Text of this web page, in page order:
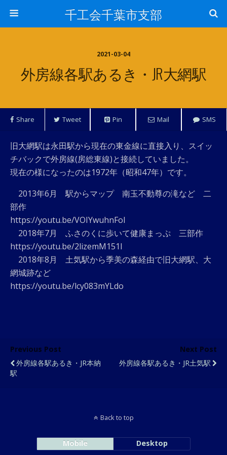
千工会千葉市支部
2021-03-04
外房線各駅あるき・JR大網駅
Share Tweet Pin Mail SMS
旧大網駅は永田駅から現在の東金線に直接入り、スイッ
チバックで外房線(房総東線)と接続していました。
現在の様になったのは1972年（昭和47年）です。
2013年6月 駅からマップ 南玉不動尊の滝など 二
部作
https://youtu.be/VOIYwuhnFoI
2018年7月 ふさのくに歩いて健康まっぷ 三部作
https://youtu.be/2lizemM151I
2018年8月 土気駅から季美の森経由で旧大網駅、大
網城跡など
https://youtu.be/lcy083mYLdo
Previous Post
外房線各駅あるき・JR本納
駅
Next Post
外房線各駅あるき・JR土気駅
Back to top
Mobile Desktop